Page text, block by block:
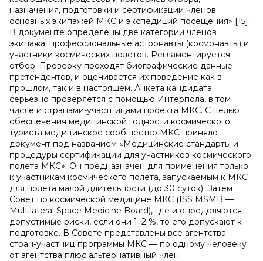
назначения, подготовки и сертификации членов
основных экипажей МКС и экспедиций посещения» [15].
В документе определены две категории членов
экипажа: профессиональные астронавты (космонавты) и
участники космических полетов. Регламентируется
отбор. Проверку проходят биографические данные
претендентов, и оценивается их поведение как в
прошлом, так и в настоящем. Анкета кандидата
серьезно проверяется с помощью Интерпола, в том
числе и странами-участницами проекта МКС. С целью
обеспечения медицинской годности космического
туриста медицинское сообщество МКС приняло
документ под названием «Медицинские стандарты и
процедуры сертификации для участников космического
полета МКС». Он предназначен для применения только
к участникам космического полета, запускаемым к МКС
для полета малой длительности (до 30 суток). Затем
Совет по космической медицине МКС (ISS MSMB —
Multilateral Space Medicine Board), где и определяются
допустимые риски, если они 1–2 %, то его допускают к
подготовке. В Совете представлены все агентства
стран-участниц программы МКС — по одному человеку
от агентства плюс альтернативный член.